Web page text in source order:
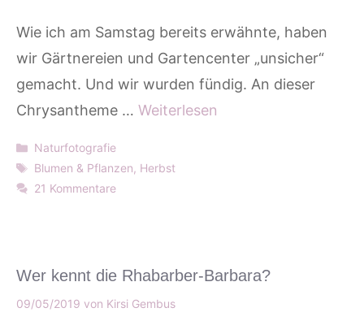
Wie ich am Samstag bereits erwähnte, haben
wir Gärtnereien und Gartencenter „unsicher“
gemacht. Und wir wurden fündig. An dieser
Chrysantheme … Weiterlesen
Kategorien
Naturfotografie
Schlagwörter
Blumen & Pflanzen, Herbst
21 Kommentare
Wer kennt die Rhabarber-Barbara?
09/05/2019 von Kirsi Gembus